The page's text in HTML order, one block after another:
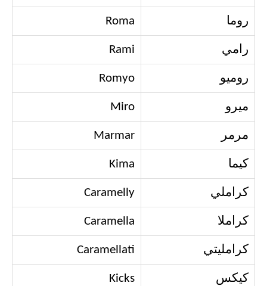
روما Roma
رامي Rami
روميو Romyo
ميرو Miro
مرمر Marmar
كيما Kima
كراملي Caramelly
كراملا Caramella
كرامليتي Caramellati
كيكس Kicks